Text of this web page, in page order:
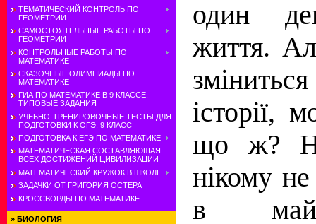
ТЕМАТИЧЕСКИЙ КОНТРОЛЬ ПО
ГЕОМЕТРИИ
САМОСТОЯТЕЛЬНЫЕ РАБОТЫ ПО
ГЕОМЕТРИИ
КОНТРОЛЬНЫЕ РАБОТЫ ПО
МАТЕМАТИКЕ
СКАЗОЧНЫЕ ОЛИМПИАДЫ ПО
МАТЕМАТИКЕ
ГИА ПО МАТЕМАТИКЕ В 9 КЛАССЕ.
ТИПОВЫЕ ЗАДАНИЯ
УЧЕБНО-ТРЕНИРОВОЧНЫЕ ТЕСТЫ ДЛЯ
ПОДГОТОВКИ К ОГЭ. 9 КЛАСС
ПОДГОТОВКА К ЕГЭ ПО МАТЕМАТИКЕ
МАТЕМАТИЧЕСКАЯ СОСТАВЛЯЮЩАЯ
ВСЕХ ДОСТИЖЕНИЙ ЦИВИЛИЗАЦИИ
МАТЕМАТИЧЕСКИЙ КРУЖОК В ШКОЛЕ
ЗАДАЧКИ ОТ ГРИГОРИЯ ОСТЕРА
КРОССВОРДЫ ПО МАТЕМАТИКЕ
» БИОЛОГИЯ
один
життя.
історії,
що ж?
нікому
в